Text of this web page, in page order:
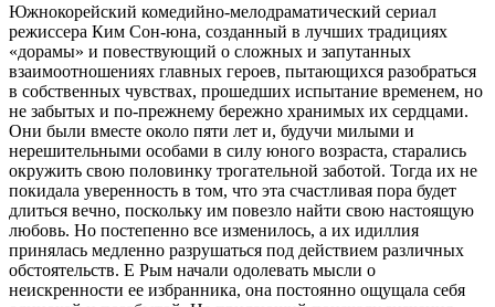
Южнокорейский комедийно-мелодраматический сериал
режиссера Ким Сон-юна, созданный в лучших традициях
«дорамы» и повествующий о сложных и запутанных
взаимоотношениях главных героев, пытающихся разобраться
в собственных чувствах, прошедших испытание временем, но
не забытых и по-прежнему бережно хранимых их сердцами.
Они были вместе около пяти лет и, будучи милыми и
нерешительными особами в силу юного возраста, старались
окружить свою половинку трогательной заботой. Тогда их не
покидала уверенность в том, что эта счастливая пора будет
длиться вечно, поскольку им повезло найти свою настоящую
любовь. Но постепенно все изменилось, а их идиллия
принялась медленно разрушаться под действием различных
обстоятельств. Е Рым начали одолевать мысли о
неискренности ее избранника, она постоянно ощущала себя